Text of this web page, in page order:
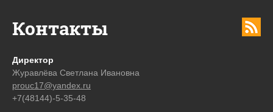
Контакты
Директор
Журавлёва Светлана Ивановна
prouc17@yandex.ru
+7(48144)-5-35-48